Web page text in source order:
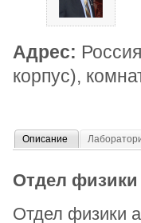
Адрес:
корпус),
Описание
Отдел физики
Отдел физики